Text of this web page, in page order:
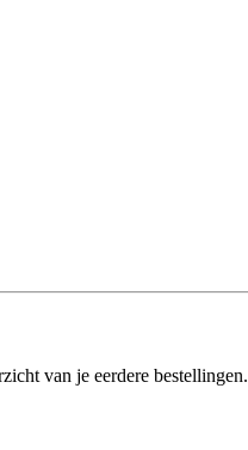
van je eerdere bestellingen.